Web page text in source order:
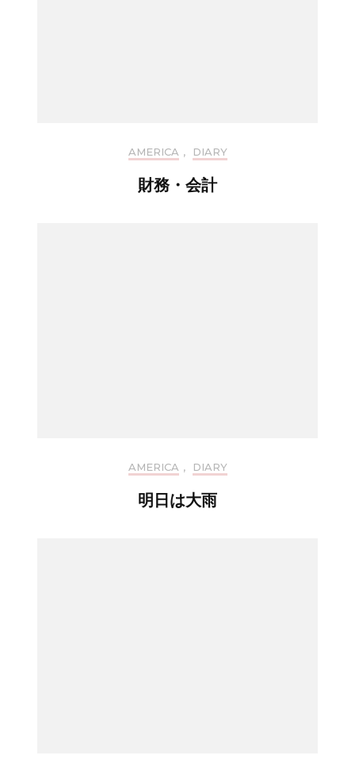
AMERICA , DIARY
財務・会計
AMERICA , DIARY
明日は大雨